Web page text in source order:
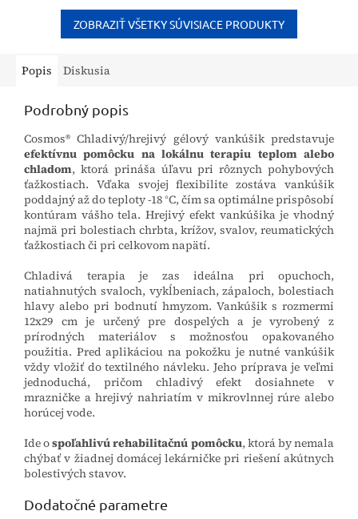
podporuje rehabilitáciu...
ortopedická pomôcka
aktívne...
ZOBRAZIŤ VŠETKY SÚVISIACE PRODUKTY
Popis Diskusia
Podrobný popis
Cosmos® Chladivý/hrejivý gélový vankúšik predstavuje
efektívnu pomôcku na lokálnu terapiu teplom alebo
chladom, ktorá prináša úľavu pri rôznych pohybových
ťažkostiach. Vďaka svojej flexibilite zostáva vankúšik
poddajný až do teploty -18 °C, čím sa optimálne prispôsobí
kontúram vášho tela. Hrejivý efekt vankúšika je vhodný
najmä pri bolestiach chrbta, krížov, svalov, reumatických
ťažkostiach či pri celkovom napätí.
Chladivá terapia je zas ideálna pri opuchoch,
natiahnutých svaloch, vykĺbeniach, zápaloch, bolestiach
hlavy alebo pri bodnutí hmyzom. Vankúšik s rozmermi
12x29 cm je určený pre dospelých a je vyrobený z
prírodných materiálov s možnosťou opakovaného
použitia. Pred aplikáciou na pokožku je nutné vankúšik
vždy vložiť do textilného návleku. Jeho príprava je veľmi
jednoduchá, pričom chladivý efekt dosiahnete v
mrazničke a hrejivý nahriatím v mikrovlnnej rúre alebo
horúcej vode.
Ide ospoľahlivú rehabilitačnú pomôcku, ktorá by nemala
chýbať v žiadnej domácej lekárničke pri riešení akútnych
bolestivých stavov.
Dodatočné parametre